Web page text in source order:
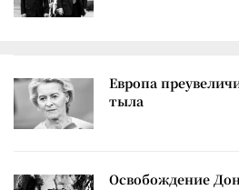
Европа
тыла
Освобождение